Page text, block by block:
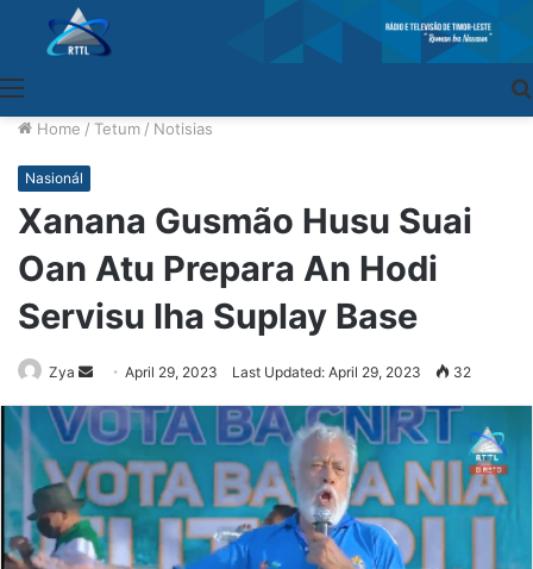
Home /Tetum / Notisias
Nasionál
Xanana Gusmão Husu Suai
Oan Atu Prepara An Hodi
Servisu Iha Suplay Base
Zya
Send
an
email
April 29, 2023 Last Updated: April 29, 2023 32